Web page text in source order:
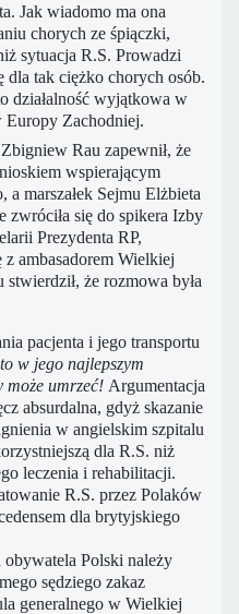
Jak wiadomo ma ona
chorych ze śpiączki,
sytuacja R.S. Prowadzi
dla tak ciężko chorych osób.
działalność wyjątkowa w
Zachodniej.
Rau zapewnił, że
wspierającym
marszałek Sejmu Elżbieta
zwróciła się do spikera Izby
Prezydenta RP,
z ambasadorem Wielkiej
że rozmowa była
pacjenta i jego transportu
w jego najlepszym
może umrzeć! Argumentacja
absurdalna, gdyż skazanie
w angielskim szpitalu
dla R.S. niż
leczenia i rehabilitacji.
R.S. przez Polaków
dla brytyjskiego
Polski należy
sędziego zakaz
generalnego w Wielkiej